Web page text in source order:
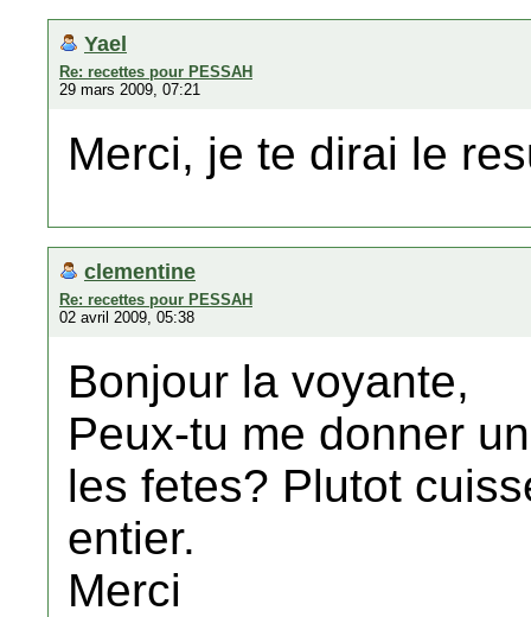
Yael
Re: recettes pour PESSAH
29 mars 2009, 07:21
Merci, je te dirai le
clementine
Re: recettes pour PESSAH
02 avril 2009, 05:38
Bonjour la voyante,
Peux-tu me donner
les fetes? Plutot
entier.
Merci